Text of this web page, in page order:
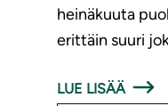
heinäkuuta
erittäin suuri
LUE LISÄÄ